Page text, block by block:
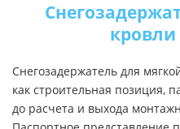
кровли
Снегозадержатель для
как строительная позиция,
до расчета и выхода